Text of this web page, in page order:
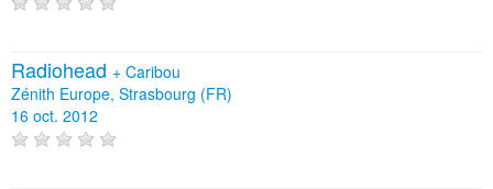
Radiohead + Caribou
Zénith Europe, Strasbourg (FR)
16 oct. 2012